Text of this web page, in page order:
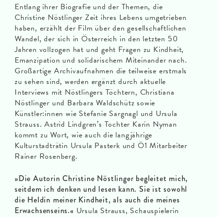
Entlang ihrer Biografie und der Themen, die
Christine Nöstlinger Zeit ihres Lebens umgetrieben
haben, erzählt der Film über den gesellschaftlichen
Wandel, der sich in Österreich in den letzten 50
Jahren vollzogen hat und geht Fragen zu Kindheit,
Emanzipation und solidarischem Miteinander nach.
Großartige Archivaufnahmen die teilweise erstmals
zu sehen sind, werden ergänzt durch aktuelle
Interviews mit Nöstlingers Töchtern, Christiana
Nöstlinger und Barbara Waldschütz sowie
Künstler:innen wie Stefanie Sargnagl und Ursula
Strauss. Astrid Lindgren’s Tochter Karin Nyman
kommt zu Wort, wie auch die langjährige
Kulturstadträtin Ursula Pasterk und Ö1 Mitarbeiter
Rainer Rosenberg.
»Die Autorin Christine Nöstlinger begleitet mich,
seitdem ich denken und lesen kann. Sie ist sowohl
die Heldin meiner Kindheit, als auch die meines
Erwachsenseins.« Ursula Strauss, Schauspielerin